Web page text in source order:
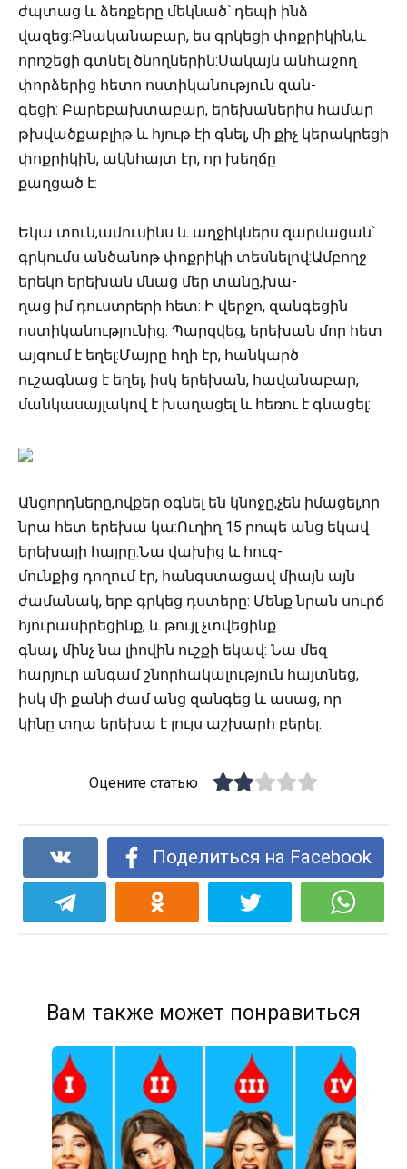
ժպտաց և ձեռքերը մեկնած՝ դեպի ինձ
վազեց:Բնականաբար, ես գրկեցի փոքրիկին,և
որոշեցի գտնել ծնողներին:Սակայն անհաջող
փորձերից հետո ոստիկանություն զան-
գեցի: Բարեբախտաբար, երեխաներիս համար
թխվածքաբլիթ և հյութ էի գնել, մի քիչ կերակրեցի
փոքրիկին, ակնհայտ էր, որ խեղճը
քաղցած է:
Եկա տուն,ամուսինս և աղջիկներս զարմացան՝
գրկումս անծանոթ փոքրիկի տեսնելով:Ամբողջ
երեկո երեխան մնաց մեր տանը,խա-
ղաց իմ դուստրերի հետ: Ի վերջո, զանգեցին
ոստիկանությունից: Պարզվեց, երեխան մոր հետ
այգում է եղել:Մայրը հղի էր, հանկարծ
ուշագնաց է եղել, իսկ երեխան, հավանաբար,
մանկասայլակով է խաղացել և հեռու է գնացել:
Անցորդները,ովքեր օգնել են կնոջը,չեն իմացել,որ
նրա հետ երեխա կա:Ուղիղ 15 րոպե անց եկավ
երեխայի հայրը:Նա վախից և հուզ-
մունքից դողում էր, հանգստացավ միայն այն
ժամանակ, երբ գրկեց դստերը: Մենք նրան սուրճ
հյուրասիրեցինք, և թույլ չտվեցինք
գնալ, մինչ նա լիովին ուշքի եկավ: Նա մեզ
հարյուր անգամ շնորհակալություն հայտնեց,
իսկ մի քանի ժամ անց զանգեց և ասաց, որ
կինը տղա երեխա է լույս աշխարհ բերել:
Оцените статью
Поделиться на Facebook
Вам также может понравиться